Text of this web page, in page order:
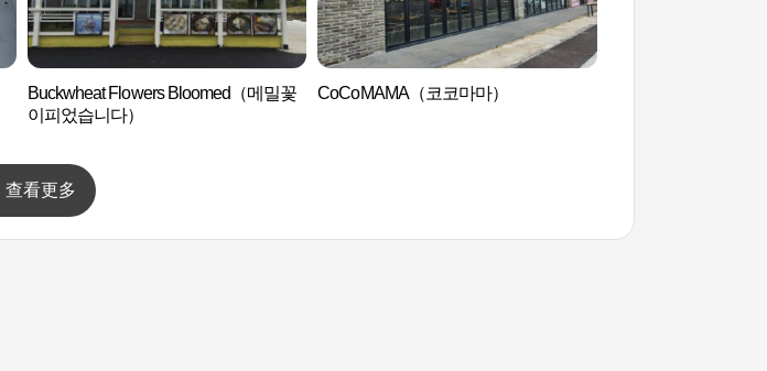
Buckwheat Flowers Bloomed（메밀꽃
이피었습니다）
CoCoMAMA（코코마마）
查看更多